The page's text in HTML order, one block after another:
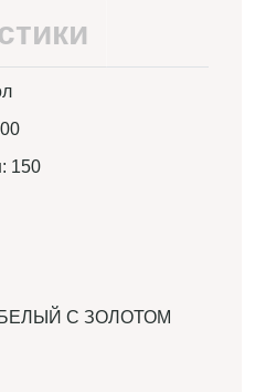
: 150
БЕЛЫЙ С ЗОЛОТОМ